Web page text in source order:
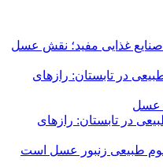
مفید؛ نقش عسل
رازهای
رازهای
زنبور عسل است